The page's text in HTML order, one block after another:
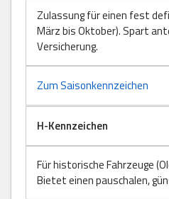
Zulassung für einen fest
März bis Oktober). Spart
Versicherung.
Zum Saisonkennzeichen
H-Kennzeichen
Für historische Fahrzeuge
Bietet einen pauschalen,